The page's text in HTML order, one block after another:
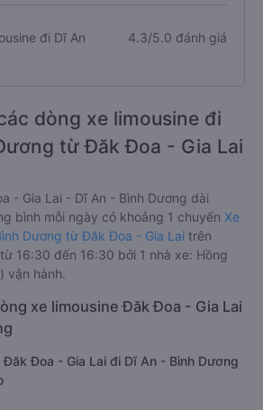
đi Dĩ An 4.3/5.0 đánh giá
dòng xe limousine đi
từ Đăk Đoa - Gia Lai
- Gia Lai - Dĩ An - Bình Dương dài
bình mỗi ngày có khoảng 1 chuyến Xe
Dương từ Đăk Đoa - Gia Lai trên
16:30 đến 16:30 bởi 1 nhà xe: Hồng
vận hành.
xe limousine Đăk Đoa - Gia Lai
Đoa - Gia Lai đi Dĩ An - Bình Dương